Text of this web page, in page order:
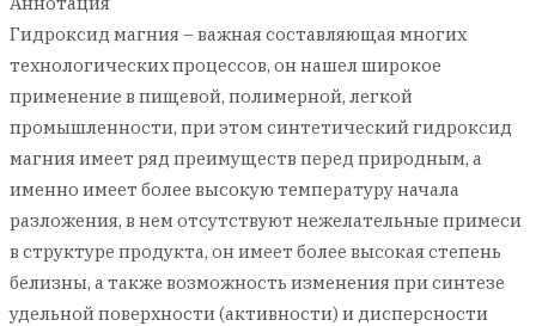
Гидроксид магния – важная составляющая многих
технологических процессов, он нашел широкое
применение в пищевой, полимерной, легкой
промышленности, при этом синтетический гидроксид
магния имеет ряд преимуществ перед природным, а
именно имеет более высокую температуру начала
разложения, в нем отсутствуют нежелательные примеси
в структуре продукта, он имеет более высокая степень
белизны, а также возможность изменения при синтезе
удельной поверхности (активности) и дисперсности